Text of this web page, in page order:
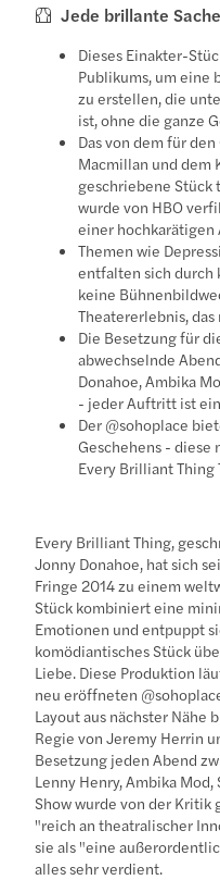
Jede brillante Sache
Dieses Einakter-
Publikums, um eine
zu erstellen, die
ist, ohne die ganze
Das von dem für
Macmillan und dem
geschriebene Stück
wurde von HBO
einer hochkarätigen
Themen wie
entfalten sich durch
keine
Theatererlebnis,
Die Besetzung für
abwechselnde
Donahoe, Ambika
- jeder Auftritt ist
Der @sohoplace
Geschehens - diese
Every Brilliant
Every Brilliant Thing,
Jonny Donahoe, hat sich
Fringe 2014 zu einem
Stück kombiniert eine
Emotionen und entpuppt
komödiantisches Stück
Liebe. Diese Produktion
neu eröffneten
Layout aus nächster Nähe
Regie von Jeremy Herrin
Besetzung jeden Abend
Lenny Henry, Ambika
Show wurde von der Kritik
"reich an theatralischer
sie als "eine
alles sehr verdient.